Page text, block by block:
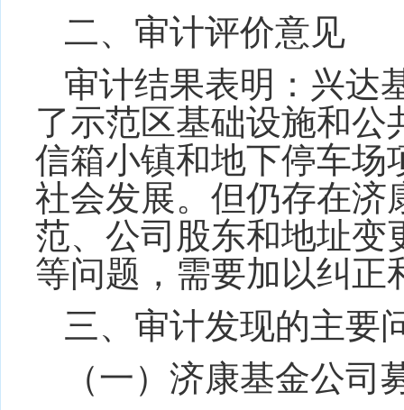
二、审计评价意见
审计结果表明： 兴达
了示范区基础设施和
信箱小镇和地下停车场
社会发展。但仍存在济
范、公司股东和地址变
等问题，需要加以纠正
三、审计发现的主要
（一）济康基金公司